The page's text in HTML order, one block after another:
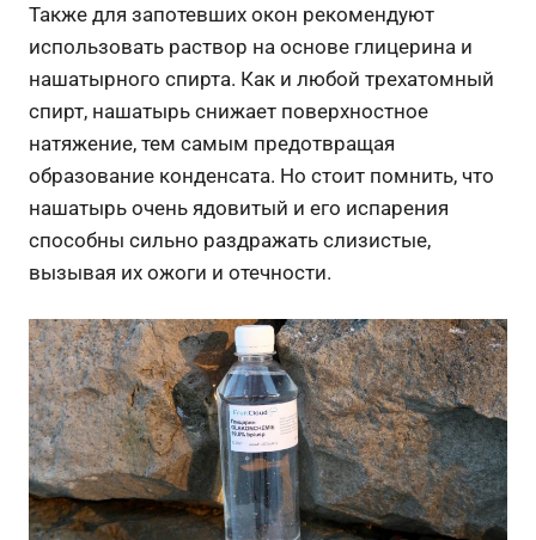
Также для запотевших окон рекомендуют
использовать раствор на основе глицерина и
нашатырного спирта. Как и любой трехатомный
спирт, нашатырь снижает поверхностное
натяжение, тем самым предотвращая
образование конденсата. Но стоит помнить, что
нашатырь очень ядовитый и его испарения
способны сильно раздражать слизистые,
вызывая их ожоги и отечности.